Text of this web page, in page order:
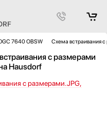
7640 OBSW Схема встраивания
с размерами
Hausdorf
с размерами.JPG,